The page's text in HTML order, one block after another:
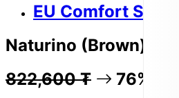
EU Comfort Shoes
Naturino (Brown)
822,600 ₮ 76% OFF